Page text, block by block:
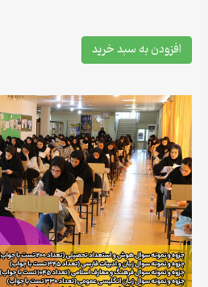
افزودن به سبد خرید